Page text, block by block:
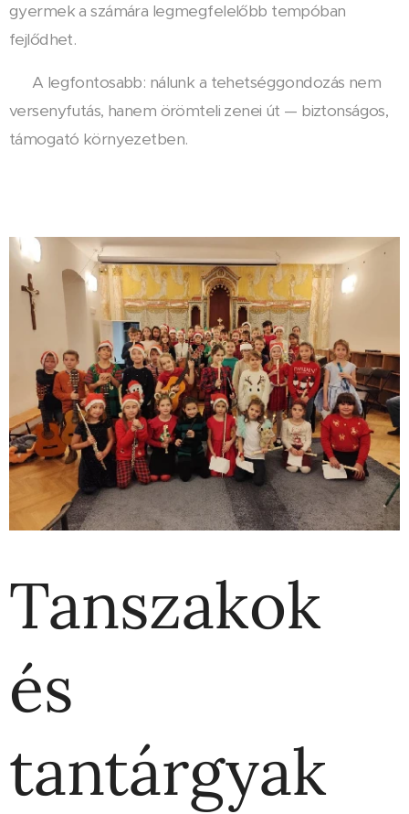
gyermek a számára legmegfelelőbb tempóban
fejlődhet.
👉 A legfontosabb: nálunk a tehetséggondozás nem
versenyfutás, hanem örömteli zenei út — biztonságos,
támogató környezetben.
Tanszakok
és
tantárgyak